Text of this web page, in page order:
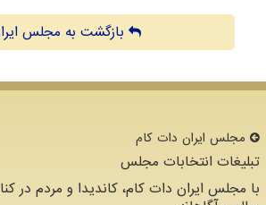
بازگشت به مجلس
مجلس ایران دات كام
تبلیغات انتخابات مجلس
با مجلس ایران دات کام، کاندیدا و مردم در